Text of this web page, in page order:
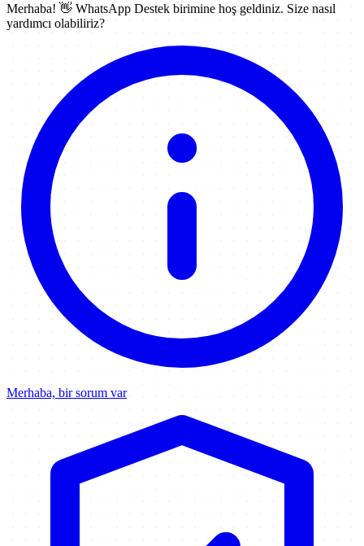
Merhaba! 👋 WhatsApp Destek birimine hoş geldiniz. Size nasıl
yardımcı olabiliriz?
Merhaba, bir sorum var